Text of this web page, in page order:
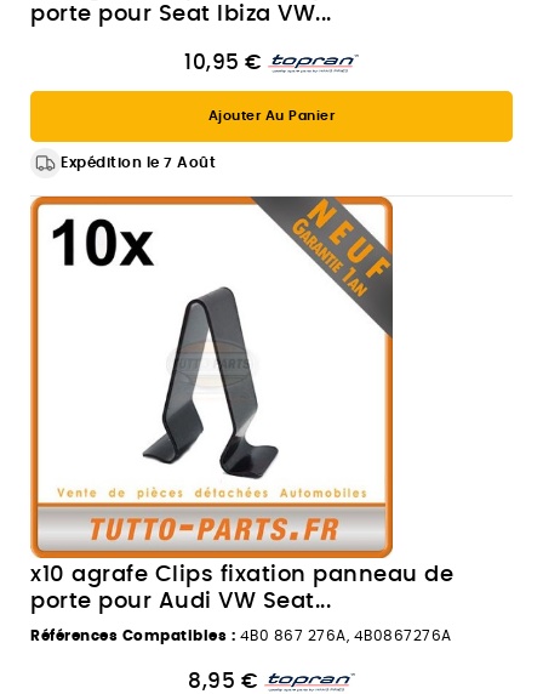
porte pour Seat Ibiza VW...
10,95 €
Ajouter Au Panier
Expédition le 7 Août
x10 agrafe Clips fixation panneau de
porte pour Audi VW Seat...
Références Compatibles : 4B0 867 276A, 4B0867276A
8,95 €